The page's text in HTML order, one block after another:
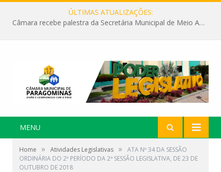
ÚLTIMAS ATUALIZAÇÕES:
Câmara recebe palestra da Secretária Municipal de Meio Ambiente sobre as ações da “SEMANA DO MEIO AMBIENTE”
MENU
Home » Atividades Legislativas »
ATA Nº 34 DA SESSÃO
ORDINÁRIA DO 2º PERÍODO DA 2ª SESSÃO LEGISLATIVA, DE 23 DE
OUTUBRO DE 2018